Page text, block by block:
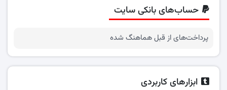
حساب‌های بانکی سایت
پرداخت‌های از قبل هماهنگ شده
ابزارهای کاربردی